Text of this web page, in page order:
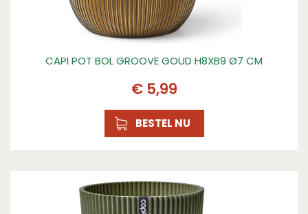
CAPI POT BOL GROOVE GOUD H8XB9 Ø7 CM
€ 5,99
BESTEL NU